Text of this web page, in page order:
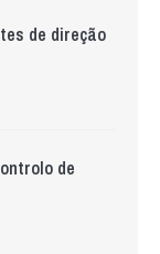
de direção
de